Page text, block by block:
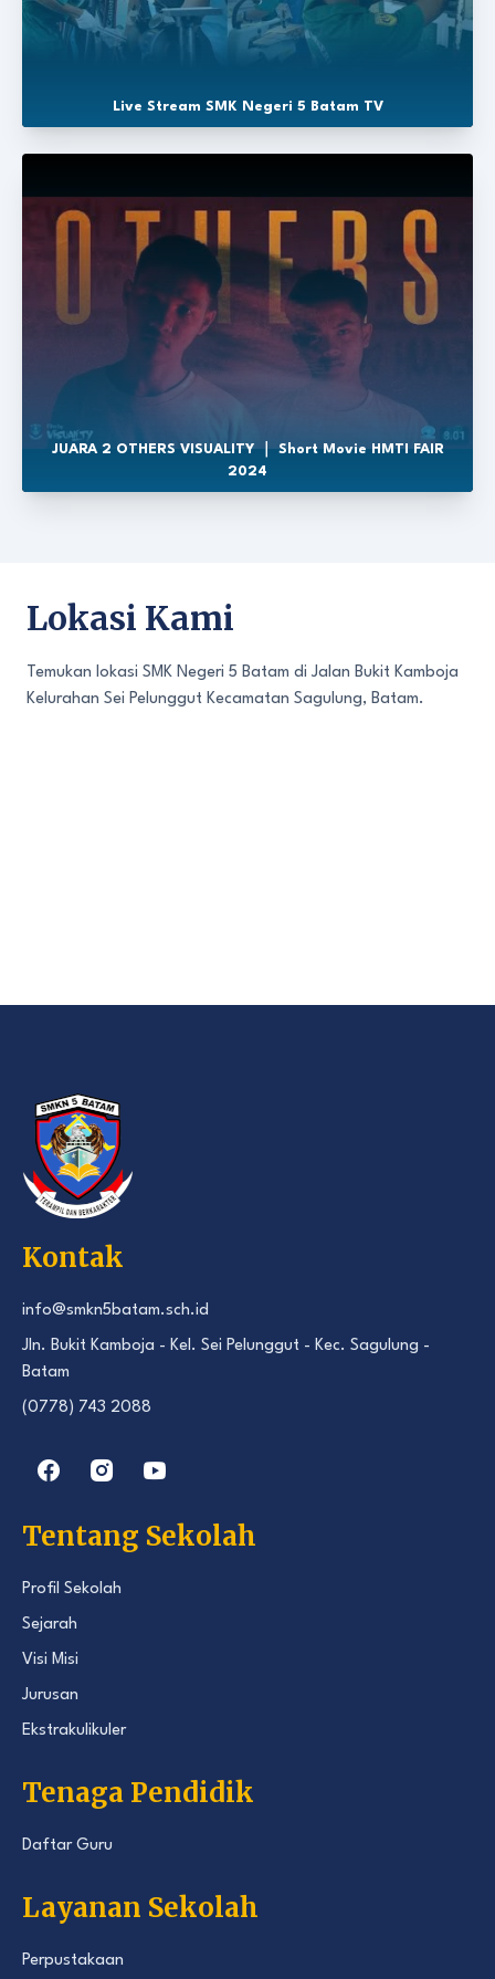
Live Stream SMK Negeri 5 Batam TV
JUARA 2 OTHERS VISUALITY ｜ Short Movie HMTI FAIR
2024
Lokasi Kami
Temukan lokasi SMK Negeri 5 Batam di Jalan Bukit Kamboja
Kelurahan Sei Pelunggut Kecamatan Sagulung, Batam.
Kontak
info@smkn5batam.sch.id
Jln. Bukit Kamboja - Kel. Sei Pelunggut - Kec. Sagulung -
Batam
(0778) 743 2088
Tentang Sekolah
Profil Sekolah
Sejarah
Visi Misi
Jurusan
Ekstrakulikuler
Tenaga Pendidik
Daftar Guru
Layanan Sekolah
Perpustakaan